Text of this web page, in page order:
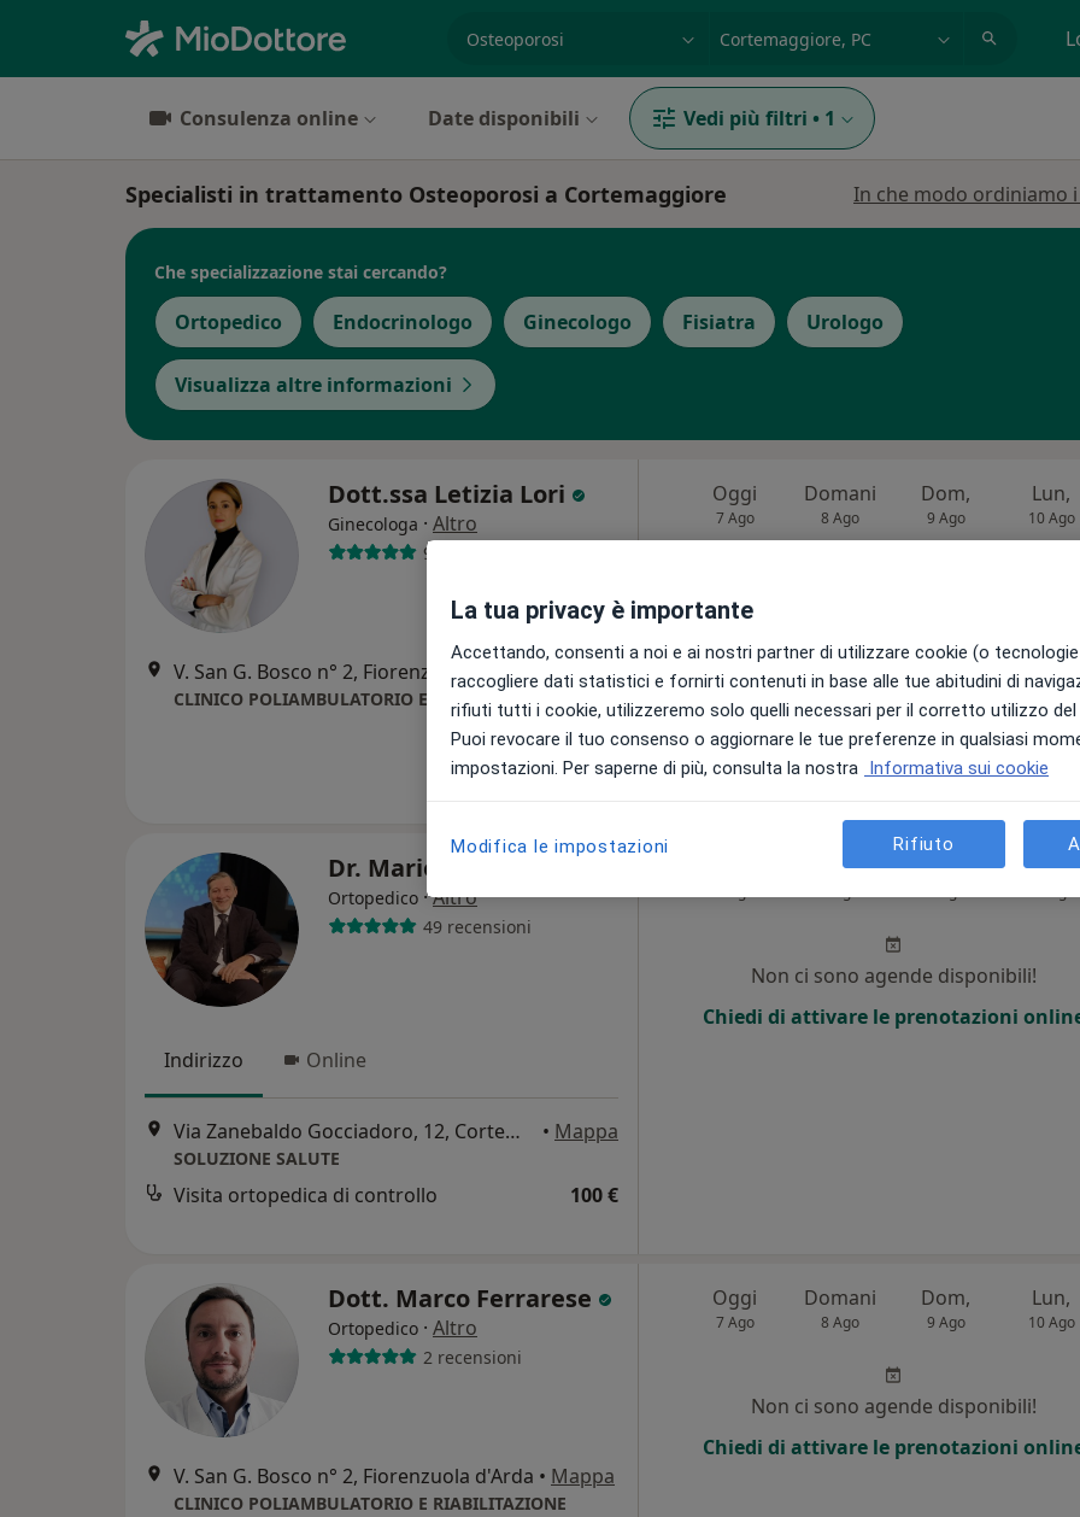
Consulenza online Date disponibili Vedi più filtri • 1
Specialisti in trattamento Osteoporosi a Cortemaggiore In che modo ordiniamo
Che specializzazione stai cercando?
Ortopedico Endocrinologo Ginecologo Fisiatra Urologo
Visualizza altre informazioni
Dott.ssa Letizia Lori
Ginecologa · Altro
9 recensioni
V. San G. Bosco n° 2, Fiorenzuola d'Arda Mappa
CLINICO POLIAMBULATORIO E RIABILITAZIONE
Oggi
7 Ago
Domani
8 Ago
Dom,
9 Ago
Lun,
10 Ago
Non ci sono agende disponibili!
Chiedi di attivare le prenotazioni online
Dr. Mario Borroni
Ortopedico ·Altro
49 recensioni
Indirizzo Online
Via Zanebaldo Gocciadoro, 12, Cortemaggiore • Mappa
SOLUZIONE SALUTE
Visita ortopedica di controllo 100 €
Domani Dom, Lun,
Non ci sono agende disponibili!
Chiedi di attivare le prenotazioni
Dott. Marco Ferrarese
Ortopedico · Altro
2 recensioni
V. San G. Bosco n° 2, Fiorenzuola d'Arda • Mappa
CLINICO POLIAMBULATORIO E RIABILITAZIONE
Oggi
7 Ago
Domani
8 Ago
Dom,
9 Ago
Lun,
10 Ago
Non ci sono agende disponibili!
Chiedi di attivare le prenotazioni
La tua privacy è importante
Accettando, consenti a noi e ai nostri partner di utilizzare cookie (o
raccogliere dati statistici e fornirti contenuti in base alle tue abitudini di
rifiuti tutti i cookie, utilizzeremo solo quelli necessari per il corretto utilizzo
Puoi revocare il tuo consenso o aggiornare le tue preferenze in qualsiasi
impostazioni. Per saperne di più, consulta la nostra Informativa sui cookie
Modifica le impostazioni Rifiuto